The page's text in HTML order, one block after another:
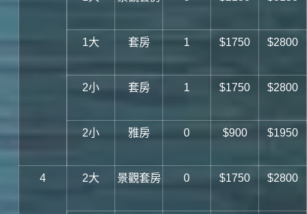
1大 套房 1 $1750 $2800
2小 套房 1 $1750 $2800
2小 雅房 0 $900 $1950
4 2大 景觀套房 0 $1750 $2800